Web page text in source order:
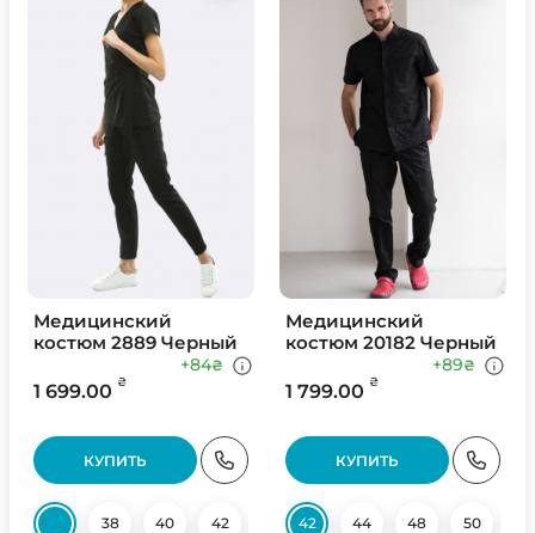
Медицинский
костюм 2889 Черный
1 699.00 ₴
+84₴
КУПИТЬ
38 40 42 46
Медицинский
костюм 20182 Черный
1 799.00 ₴
+89₴
КУПИТЬ
42 44 48 50